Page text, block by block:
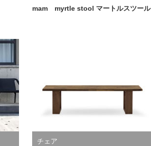
mam myrtle stool マートルスツール
チェア